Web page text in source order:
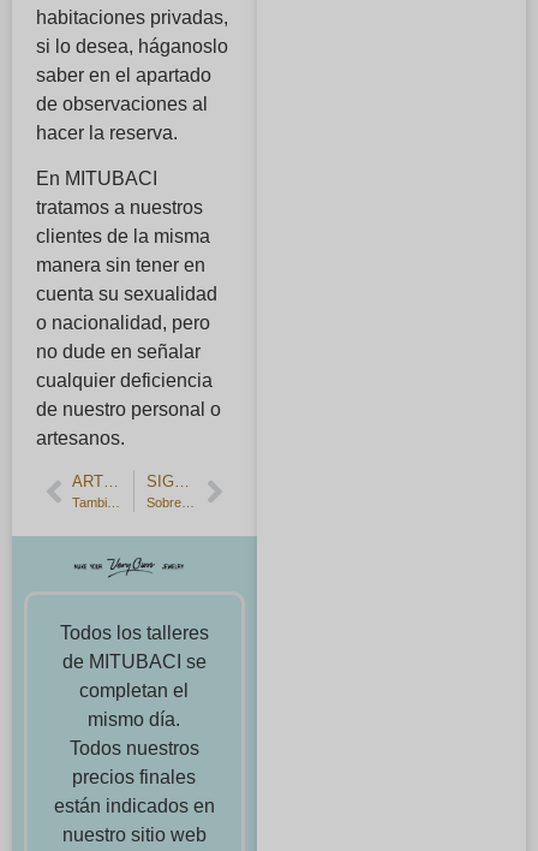
habitaciones privadas,
si lo desea, háganoslo
saber en el apartado
de observaciones al
hacer la reserva.
En MITUBACI
tratamos a nuestros
clientes de la misma
manera sin tener en
cuenta su sexualidad
o nacionalidad, pero
no dude en señalar
cualquier deficiencia
de nuestro personal o
artesanos.
ARTÍCULO ANTERIOR SIGUIENTE ARTÍCULO
Todos los talleres
de MITUBACI se
completan el
mismo día.
Todos nuestros
precios finales
están indicados en
nuestro sitio web